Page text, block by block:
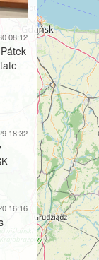
08:12
18:32
16:16